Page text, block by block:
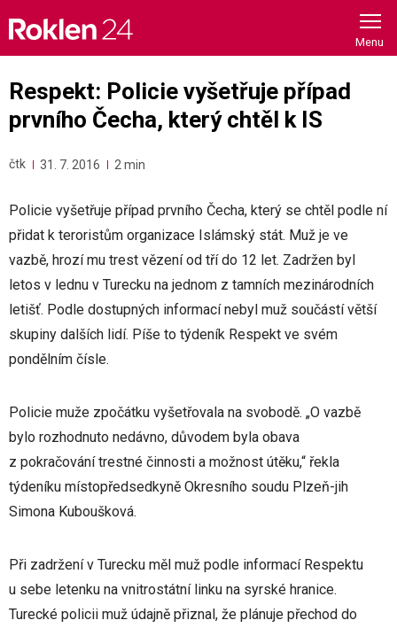
content
Respekt: Policie vyšetřuje případ
prvního Čecha, který chtěl k IS
čtk 31. 7. 2016 2 min
Policie vyšetřuje případ prvního Čecha, který se chtěl podle ní
přidat k teroristům organizace Islámský stát. Muž je ve
vazbě, hrozí mu trest vězení od tří do 12 let. Zadržen byl
letos v lednu v Turecku na jednom z tamních mezinárodních
letišť. Podle dostupných informací nebyl muž součástí větší
skupiny dalších lidí. Píše to týdeník Respekt ve svém
pondělním čísle.
Policie muže zpočátku vyšetřovala na svobodě. „O vazbě
bylo rozhodnuto nedávno, důvodem byla obava
z pokračování trestné činnosti a možnost útěku,“ řekla
týdeníku místopředsedkyně Okresního soudu Plzeň-jih
Simona Kuboušková.
Při zadržení v Turecku měl muž podle informací Respektu
u sebe letenku na vnitrostátní linku na syrské hranice.
Turecké policii muž údajně přiznal, že plánuje přechod do